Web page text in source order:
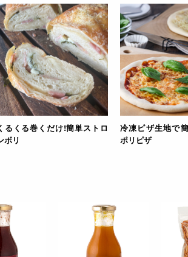
などに入れてラップをかぶせ、冷蔵庫で12～
し、打ち粉をしながら25cmほどに伸ばし広げ
を敷いた天板に置き、形を整える。
チーズ、その他お好きな具材(ハム、ベーコ
ーブンで10分焼成する。
るくる巻くだけ!簡単ストロ
ボリ
冷凍ピザ生地で
ポリピザ